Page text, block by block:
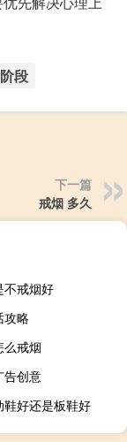
阶段
下一篇
戒烟 多久
不戒烟好
攻略
么戒烟
告创意
鞋好还是板鞋好